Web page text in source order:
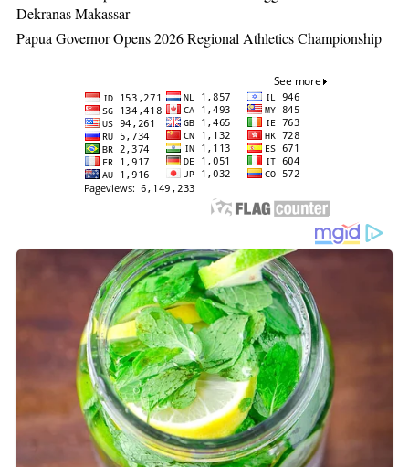
Dekranas Makassar
Papua Governor Opens 2026 Regional Athletics Championship